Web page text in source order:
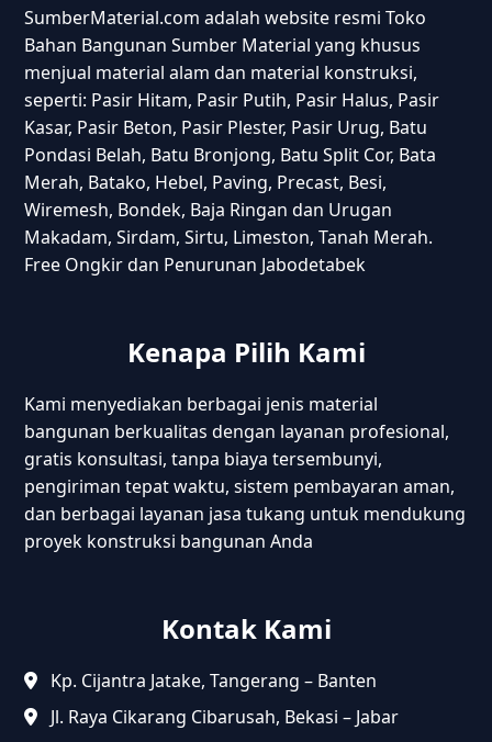
SumberMaterial.com adalah website resmi Toko
Bahan Bangunan Sumber Material yang khusus
menjual material alam dan material konstruksi,
seperti: Pasir Hitam, Pasir Putih, Pasir Halus, Pasir
Kasar, Pasir Beton, Pasir Plester, Pasir Urug, Batu
Pondasi Belah, Batu Bronjong, Batu Split Cor, Bata
Merah, Batako, Hebel, Paving, Precast, Besi,
Wiremesh, Bondek, Baja Ringan dan Urugan
Makadam, Sirdam, Sirtu, Limeston, Tanah Merah.
Free Ongkir dan Penurunan Jabodetabek
Kenapa Pilih Kami
Kami menyediakan berbagai jenis material
bangunan berkualitas dengan layanan profesional,
gratis konsultasi, tanpa biaya tersembunyi,
pengiriman tepat waktu, sistem pembayaran aman,
dan berbagai layanan jasa tukang untuk mendukung
proyek konstruksi bangunan Anda
Kontak Kami
Kp. Cijantra Jatake, Tangerang – Banten
Jl. Raya Cikarang Cibarusah, Bekasi – Jabar